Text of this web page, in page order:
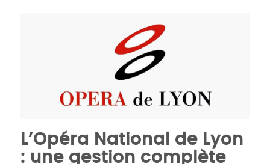
L’Opéra National de Lyon
: une gestion complète